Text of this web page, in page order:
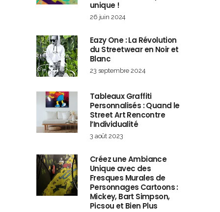
unique !
26 juin 2024
Eazy One : La Révolution
du Streetwear en Noir et
Blanc
23 septembre 2024
Tableaux Graffiti
Personnalisés : Quand le
Street Art Rencontre
l’Individualité
3 août 2023
Créez une Ambiance
Unique avec des
Fresques Murales de
Personnages Cartoons :
Mickey, Bart Simpson,
Picsou et Bien Plus